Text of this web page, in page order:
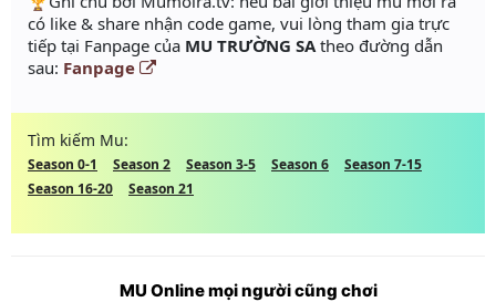
có like & share nhận code game, vui lòng tham gia trực
tiếp tại Fanpage của MU TRƯỜNG SAtheo đường dẫn
sau: Fanpage
Tìm kiếm Mu:
Season 0-1 Season 2 Season 3-5 Season 6
Season 7-15
Season 16-20
Season 21
MU Online mọi người cũng chơi